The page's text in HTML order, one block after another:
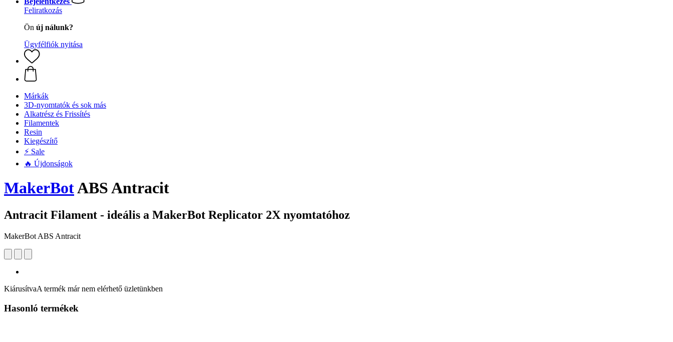
Feliratkozás
Ön új nálunk?
Ügyfélfiók nyitása
Márkák
3D-nyomtatók és sok más
Alkatrész és Frissítés
Filamentek
Resin
Kiegészítő
⚡ Sale
🔥 Újdonságok
MakerBotABS Antracit
Antracit Filament - ideális a MakerBot Replicator 2X nyomtatóhoz
MakerBot ABS Antracit
KiárusítvaA termék már nem elérhető üzletünkben
Hasonló termékek